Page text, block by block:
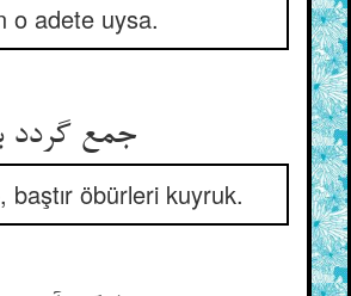
o adete uysa.
baştır öbürleri kuyruk.